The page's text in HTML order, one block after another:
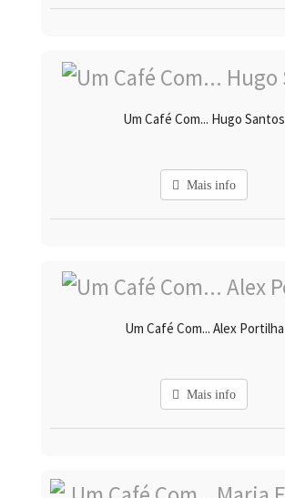
Um Café Com... Hugo Santos
Mais info
Um Café Com... Alex Portilha
Mais info